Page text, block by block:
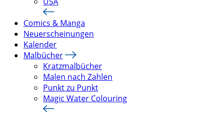
Comics & Manga
Neuerscheinungen
Kalender
Malbücher
Kratzmalbücher
Malen nach Zahlen
Punkt zu Punkt
Magic Water Colouring